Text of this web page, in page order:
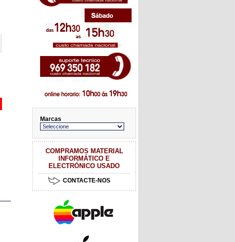
Marcas
COMPRAMOS MATERIAL
INFORMÁTICO E
ELECTRÓNICO USADO
CONTACTE-NOS